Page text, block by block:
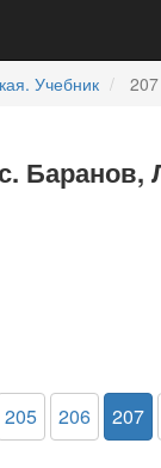
Учебник 207
205 206 207